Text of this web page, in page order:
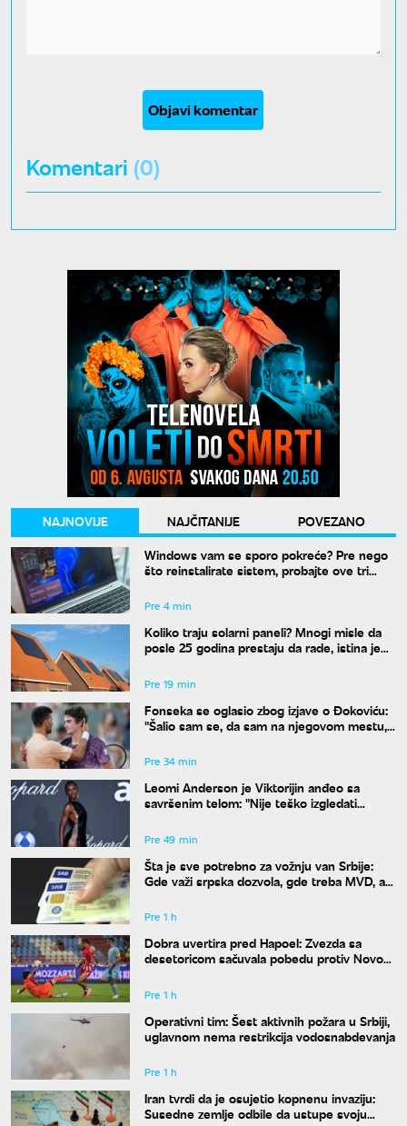
Objavi komentar
Komentari (0)
NAJNOVIJE NAJČITANIJE
POVEZANO
Windows vam se sporo pokreće? Pre nego
što reinstalirate sistem, probajte ove tri
Pre 4 min
Koliko traju solarni paneli? Mnogi misle da
posle 25 godina prestaju da rade, istina je
Pre 19 min
Fonseka se oglasio zbog izjave o Đokoviću:
"Šalio sam se, da sam na njegovom mestu,
Pre 34 min
Leomi Anderson je Viktorijin anđeo sa
savršenim telom: "Nije teško izgledati
Pre 49 min
Šta je sve potrebno za vožnju van Srbije:
Gde važi srpska dozvola, gde treba MVD, a
Pre 1 h
Dobra uvertira pred Hapoel: Zvezda sa
desetoricom sačuvala pobedu protiv Novog
Pre 1 h
Operativni tim: Šest aktivnih požara u Srbiji,
uglavnom nema restrikcija vodosnabdevanja
Pre 1 h
Iran tvrdi da je osujetio kopnenu invaziju:
Susedne zemlje odbile da ustupe svoju